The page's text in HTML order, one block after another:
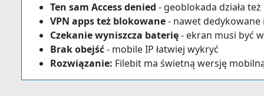
Ten sam Access denied - geoblokada działa
VPN apps też blokowane- nawet dedykowane
Czekanie wyniszcza baterię- ekran musi być
Brak obejść- mobile IP łatwiej wykryć
Rozwiązanie: Filebit ma świetną wersję